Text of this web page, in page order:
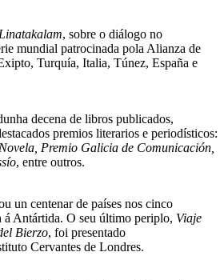
Linatakalam, sobre o diálogo no
mundial patrocinada pola Alianza de
Turquía, Italia, Túnez, España e
decena de libros publicados,
premios literarios e periodísticos:
Premio Galicia de Comunicación,
, entre outros.
un centenar de países nos cinco
á Antártida. O seu último periplo, Viaje
Bierzo, foi presentado
Cervantes de Londres.